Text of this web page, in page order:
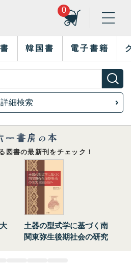
0
韓国書 電子書籍
詳細検索
図書の最新刊をチェック！
土器の型式学に基づく南
関東弥生後期社会の研究